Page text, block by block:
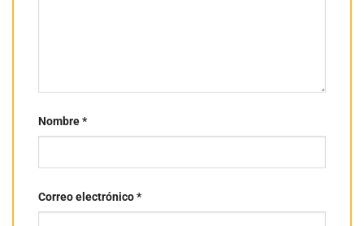
Nombre*
Correo electrónico*